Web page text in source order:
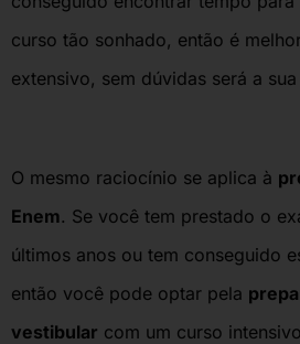
curso tão sonhado, então é
extensivo, sem dúvidas será a
O mesmo raciocínio se aplica à
Enem. Se você tem prestado o
últimos anos ou tem conseguido
então você pode optar pela
vestibular com um curso